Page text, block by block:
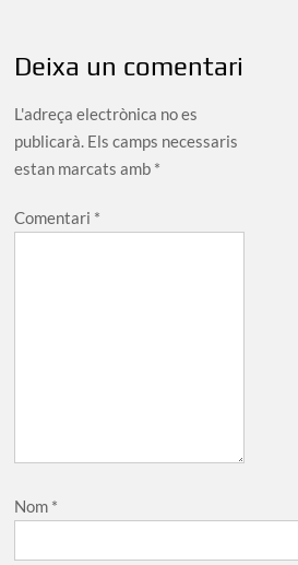
Deixa un comentari
L'adreça electrònica no es
publicarà. Els camps necessaris
estan marcats amb *
Comentari *
Nom *